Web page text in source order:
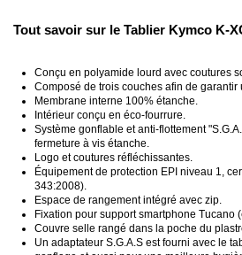
Tout savoir sur le Tablier Kymco K-
Conçu en polyamide lourd avec coutures
Composé de trois couches afin de
Membrane interne 100% étanche.
Intérieur conçu en éco-fourrure.
Système gonflable et anti-flottement
fermeture à vis étanche.
Logo et coutures réfléchissantes.
Équipement de protection EPI niveau 1,
343:2008).
Espace de rangement intégré avec zip.
Fixation pour support smartphone Tucano
Couvre selle rangé dans la poche du
Un adaptateur S.G.A.S est fourni avec le